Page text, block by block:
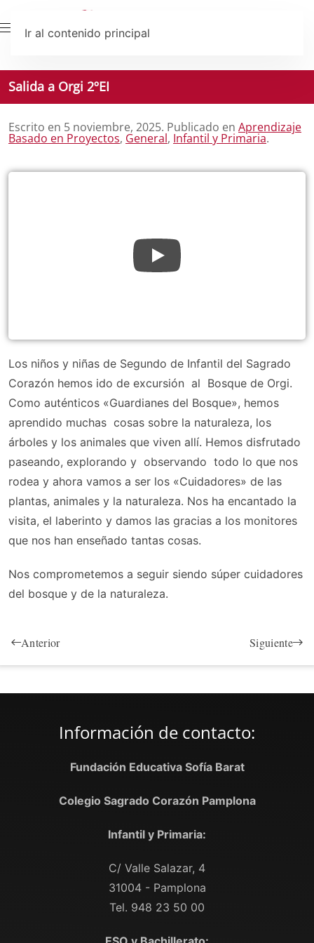
Ir al contenido principal
Salida a Orgi 2ºEI
Escrito en 5 noviembre, 2025. Publicado en Aprendizaje
Basado en Proyectos, General, Infantil y Primaria.
Los niños y niñas de Segundo de Infantil del Sagrado
Corazón hemos ido de excursión al Bosque de Orgi.
Como auténticos «Guardianes del Bosque», hemos
aprendido muchas cosas sobre la naturaleza, los
árboles y los animales que viven allí. Hemos disfrutado
paseando, explorando y observando todo lo que nos
rodea y ahora vamos a ser los «Cuidadores» de las
plantas, animales y la naturaleza. Nos ha encantado la
visita, el laberinto y damos las gracias a los monitores
que nos han enseñado tantas cosas.
Nos comprometemos a seguir siendo súper cuidadores
del bosque y de la naturaleza.
Anterior Siguiente
Información de contacto:
Fundación Educativa Sofía Barat
Colegio Sagrado Corazón Pamplona
Infantil y Primaria:
C/ Valle Salazar, 4
31004 - Pamplona
Tel. 948 23 50 00